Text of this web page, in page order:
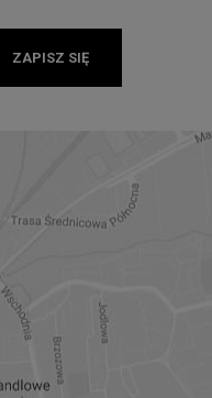
ZAPISZ SIĘ